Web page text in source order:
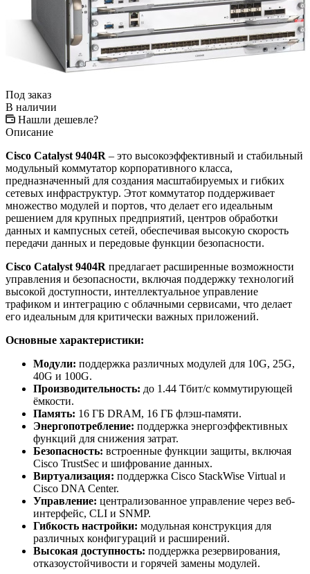
Под заказ
В наличии
Нашли дешевле?
Описание
Cisco Catalyst 9404R – это высокоэффективный и стабильный
модульный коммутатор корпоративного класса,
предназначенный для создания масштабируемых и гибких
сетевых инфраструктур. Этот коммутатор поддерживает
множество модулей и портов, что делает его идеальным
решением для крупных предприятий, центров обработки
данных и кампусных сетей, обеспечивая высокую скорость
передачи данных и передовые функции безопасности.
Cisco Catalyst 9404R предлагает расширенные возможности
управления и безопасности, включая поддержку технологий
высокой доступности, интеллектуальное управление
трафиком и интеграцию с облачными сервисами, что делает
его идеальным для критически важных приложений.
Основные характеристики:
Модули: поддержка различных модулей для 10G, 25G,
40G и 100G.
Производительность: до 1.44 Тбит/с коммутирующей
ёмкости.
Память: 16 ГБ DRAM, 16 ГБ флэш-памяти.
Энергопотребление: поддержка энергоэффективных
функций для снижения затрат.
Безопасность: встроенные функции защиты, включая
Cisco TrustSec и шифрование данных.
Виртуализация: поддержка Cisco StackWise Virtual и
Cisco DNA Center.
Управление: централизованное управление через веб-
интерфейс, CLI и SNMP.
Гибкость настройки: модульная конструкция для
различных конфигураций и расширений.
Высокая доступность: поддержка резервирования,
отказоустойчивости и горячей замены модулей.